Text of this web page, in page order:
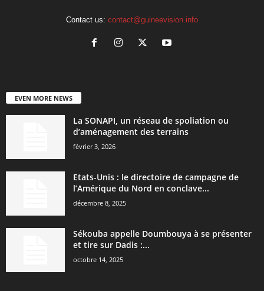
Contact us: contact@guineevision.info
EVEN MORE NEWS
La SONAPI, un réseau de spoliation ou
d’aménagement des terrains
février 3, 2026
Etats-Unis : le directoire de campagne de
l’Amérique du Nord en conclave...
décembre 8, 2025
Sékouba appelle Doumbouya à se présenter
et tire sur Dadis :...
octobre 14, 2025